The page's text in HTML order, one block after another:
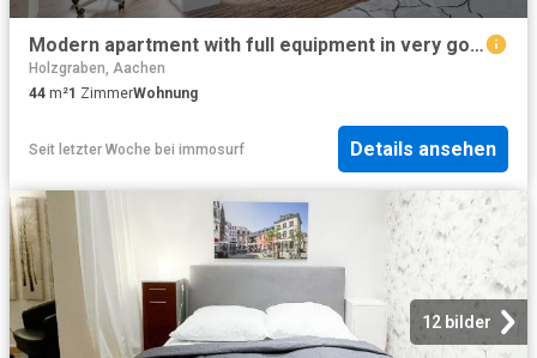
Modern apartment with full equipment in very good location, Aachen Amsterdam Apartments for Rent
Holzgraben, Aachen
44 m²1 ZimmerWohnung
Seit letzter Woche bei immosurf Details ansehen
12 bilder